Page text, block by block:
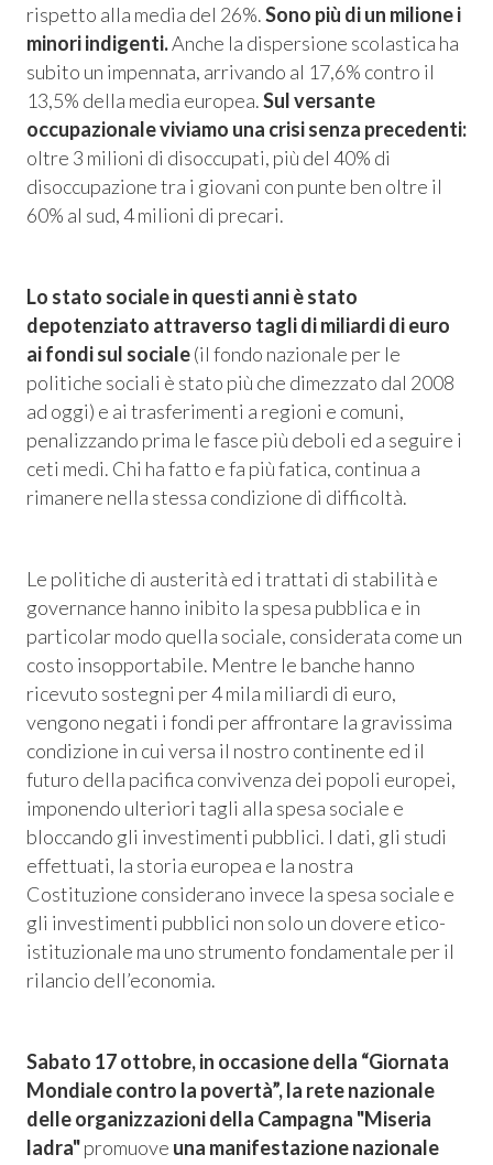
rispetto alla media del 26%.Sono più di un milione i
minori indigenti.Anche la dispersione scolastica ha
subito un impennata, arrivando al 17,6% contro il
13,5% della media europea.Sul versante
occupazionale viviamo una crisi senza precedenti:
oltre 3 milioni di disoccupati, più del 40% di
disoccupazione tra i giovani con punte ben oltre il
60% al sud, 4 milioni di precari.
Lo stato sociale in questi anni è stato
depotenziato attraverso tagli di miliardi di euro
ai fondi sul sociale(il fondo nazionale per le
politiche sociali è stato più che dimezzato dal 2008
ad oggi) e ai trasferimenti a regioni e comuni,
penalizzando prima le fasce più deboli ed a seguire i
ceti medi. Chi ha fatto e fa più fatica, continua a
rimanere nella stessa condizione di difficoltà.
Le politiche di austerità ed i trattati di stabilità e
governance hanno inibito la spesa pubblica e in
particolar modo quella sociale, considerata come un
costo insopportabile. Mentre le banche hanno
ricevuto sostegni per 4 mila miliardi di euro,
vengono negati i fondi per affrontare la gravissima
condizione in cui versa il nostro continente ed il
futuro della pacifica convivenza dei popoli europei,
imponendo ulteriori tagli alla spesa sociale e
bloccando gli investimenti pubblici. I dati, gli studi
effettuati, la storia europea e la nostra
Costituzione considerano invece la spesa sociale e
gli investimenti pubblici non solo un dovere etico-
istituzionale ma uno strumento fondamentale per il
rilancio dell’economia.
Sabato 17 ottobre, in occasione della “Giornata
Mondiale contro la povertà”,la rete nazionale
delle organizzazioni della Campagna "Miseria
ladra"promuove una manifestazione nazionale